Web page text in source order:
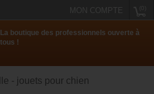
MON COMPTE
La boutique des professionnels ouverte à
tous !
- jouets pour chien